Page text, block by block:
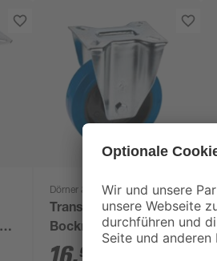
Dörner & Helmer
Transportgeräte-
Bockrolle mit Platte
100 mm
99